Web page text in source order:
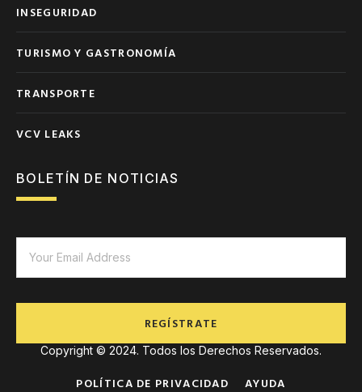
INSEGURIDAD
TURISMO Y GASTRONOMÍA
TRANSPORTE
VCV LEAKS
BOLETÍN DE NOTICIAS
REGÍSTRATE
Copyright © 2024. Todos los Derechos Reservados.
POLÍTICA DE PRIVACIDAD AYUDA